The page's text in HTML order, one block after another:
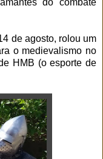
do combate
de agosto, rolou um
o medievalismo no
HMB (o esporte de